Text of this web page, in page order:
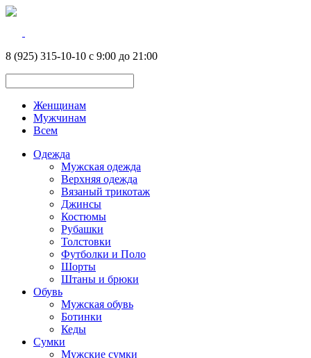
8 (925) 315-10-10 с 9:00 до 21:00
Женщинам
Мужчинам
Всем
Одежда
Мужская одежда
Верхняя одежда
Вязаный трикотаж
Джинсы
Костюмы
Рубашки
Толстовки
Футболки и Поло
Шорты
Штаны и брюки
Обувь
Мужская обувь
Ботинки
Кеды
Сумки
Мужские сумки